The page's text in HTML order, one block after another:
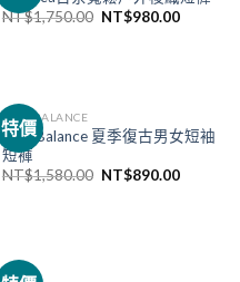
NT$1,750.00 NT$980.00
特價
NEW BALANCE
New Balance 夏季復古男女短袖
短褲
NT$1,580.00 NT$890.00
NIKE